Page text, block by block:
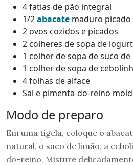
4 fatias de pão integral
1/2abacate maduro picado
2 ovos cozidos e picados
2 colheres de sopa de
1 colher de sopa de suco de
1 colher de sopa de
4 folhas de alface
Sal e pimenta-do-reino
Modo de preparo
Em uma tigela, coloque o
natural, o suco de limão, a
do-reino. Misture